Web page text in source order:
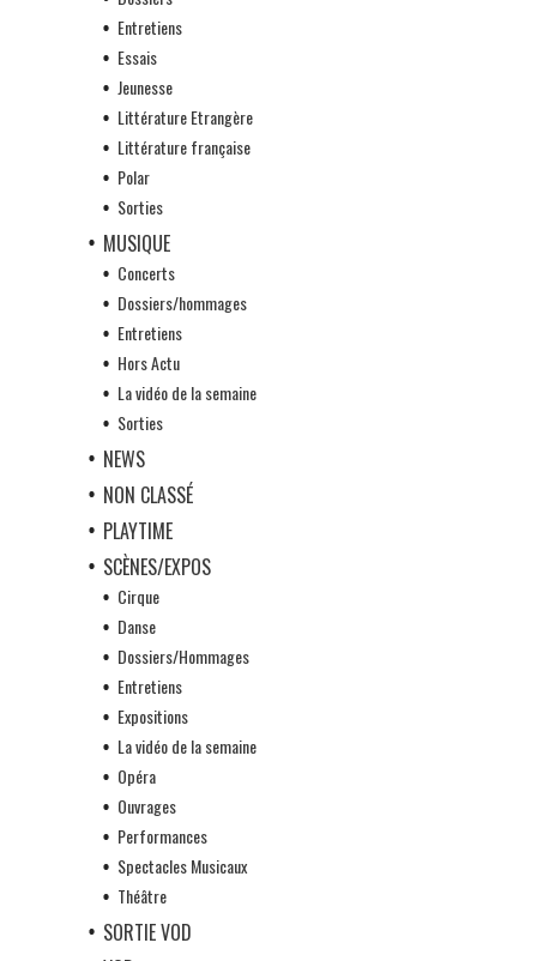
Entretiens
Essais
Jeunesse
Littérature Etrangère
Littérature française
Polar
Sorties
MUSIQUE
Concerts
Dossiers/hommages
Entretiens
Hors Actu
La vidéo de la semaine
Sorties
NEWS
NON CLASSÉ
PLAYTIME
SCÈNES/EXPOS
Cirque
Danse
Dossiers/Hommages
Entretiens
Expositions
La vidéo de la semaine
Opéra
Ouvrages
Performances
Spectacles Musicaux
Théâtre
SORTIE VOD